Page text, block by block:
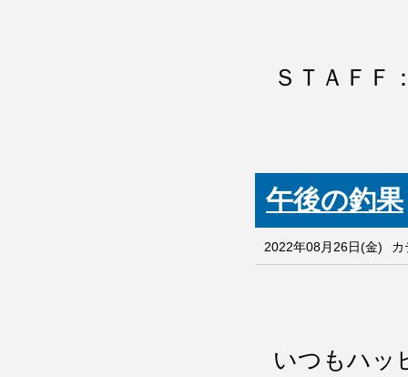
ＳＴＡＦＦ
午後の釣果
2022年08月26日(金) カ
いつもハッ